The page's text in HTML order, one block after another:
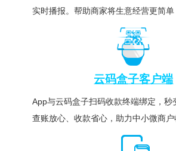
实时播报。帮助商家将生意经营更简单
云码盒子客户端
App与云码盒子扫码收款终端绑定，秒
查账放心、收款省心，助力中小微商户